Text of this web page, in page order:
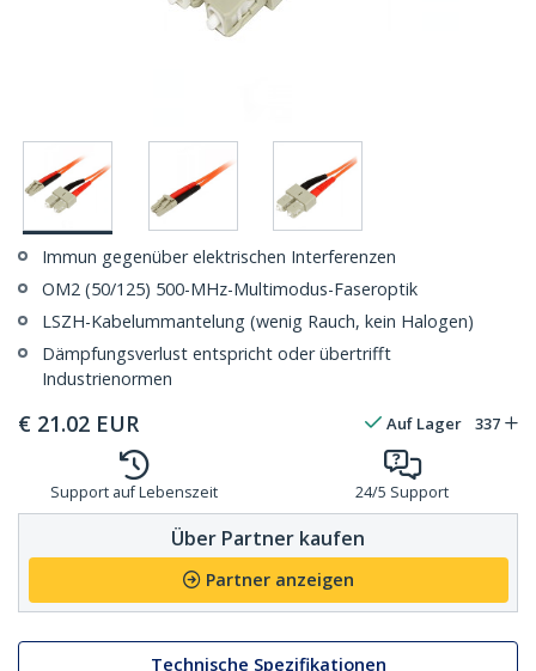
Immun gegenüber elektrischen Interferenzen
OM2 (50/125) 500-MHz-Multimodus-Faseroptik
LSZH-Kabelummantelung (wenig Rauch, kein Halogen)
Dämpfungsverlust entspricht oder übertrifft
Industrienormen
€ 21.02 EUR Auf Lager 337
Support auf Lebenszeit 24/5 Support
Über Partner kaufen
Partner anzeigen
Technische Spezifikationen